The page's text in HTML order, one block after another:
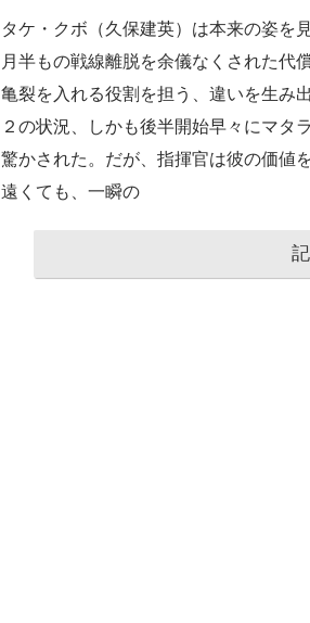
タケ・クボ（久保建英）は本来の姿を
月半もの戦線離脱を余儀なくされた代
亀裂を入れる役割を担う、違いを生み
２の状況、しかも後半開始早々にマタ
驚かされた。だが、指揮官は彼の価値
遠くても、一瞬の